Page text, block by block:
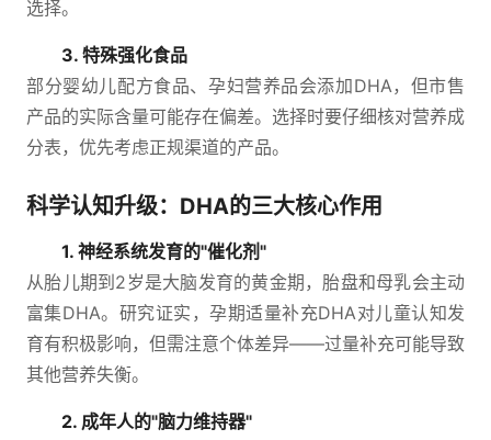
选择。
3. 特殊强化食品
部分婴幼儿配方食品、孕妇营养品会添加DHA，但市售
产品的实际含量可能存在偏差。选择时要仔细核对营养成
分表，优先考虑正规渠道的产品。
科学认知升级：DHA的三大核心作用
1. 神经系统发育的"催化剂"
从胎儿期到2岁是大脑发育的黄金期，胎盘和母乳会主动
富集DHA。研究证实，孕期适量补充DHA对儿童认知发
育有积极影响，但需注意个体差异——过量补充可能导致
其他营养失衡。
2. 成年人的"脑力维持器"